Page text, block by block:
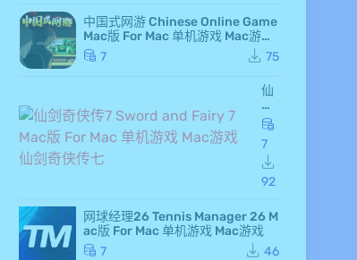
中国式网游 Chinese Online Game
Mac版 For Mac 单机游戏 Mac游戏
MMOSimulator
7 75
仙
剑
奇
侠
传
7 S
wo
rd
d F
air
y 7
7
92
网球经理26 Tennis Manager 26 M
ac版 For Mac 单机游戏 Mac游戏
7
46